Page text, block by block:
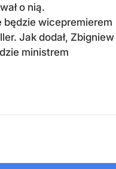
o nią.
będzie wicepremierem
Jak dodał, Zbigniew
ministrem